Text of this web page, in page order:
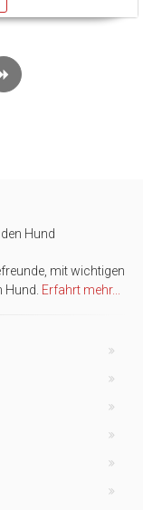
mit wichtigen
Erfahrt mehr...